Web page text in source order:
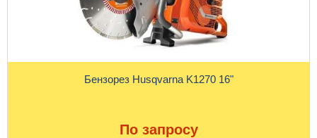
Бензорез Husqvarna K1270 16"
По запросу